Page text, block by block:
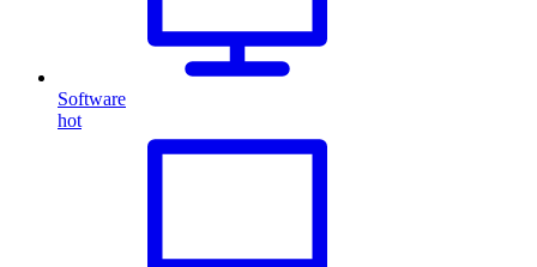
Software
hot